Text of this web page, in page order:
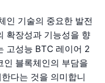
인 기술의 중요한 발전
확장성과 기능성을 향
고성능 BTC 레이어 2
인 블록체인의 부담을
다는 것을 의미합니